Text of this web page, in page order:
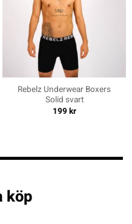
Rebelz Underwear Boxers
Solid svart
199kr
köp